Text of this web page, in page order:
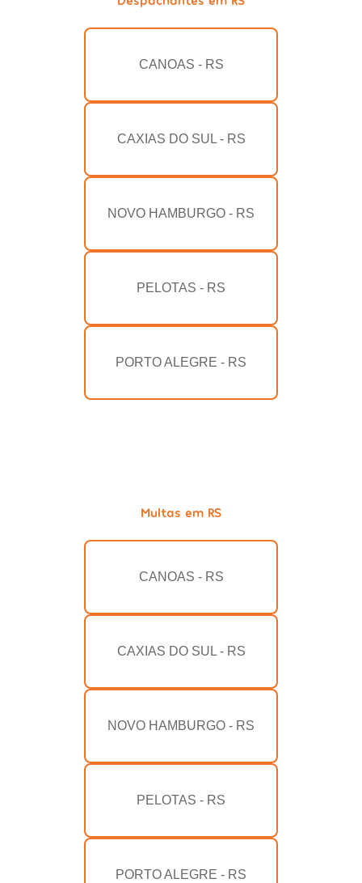
CANOAS - RS
CAXIAS DO SUL - RS
NOVO HAMBURGO - RS
PELOTAS - RS
PORTO ALEGRE - RS
Multas em RS
CANOAS - RS
CAXIAS DO SUL - RS
NOVO HAMBURGO - RS
PELOTAS - RS
PORTO ALEGRE - RS